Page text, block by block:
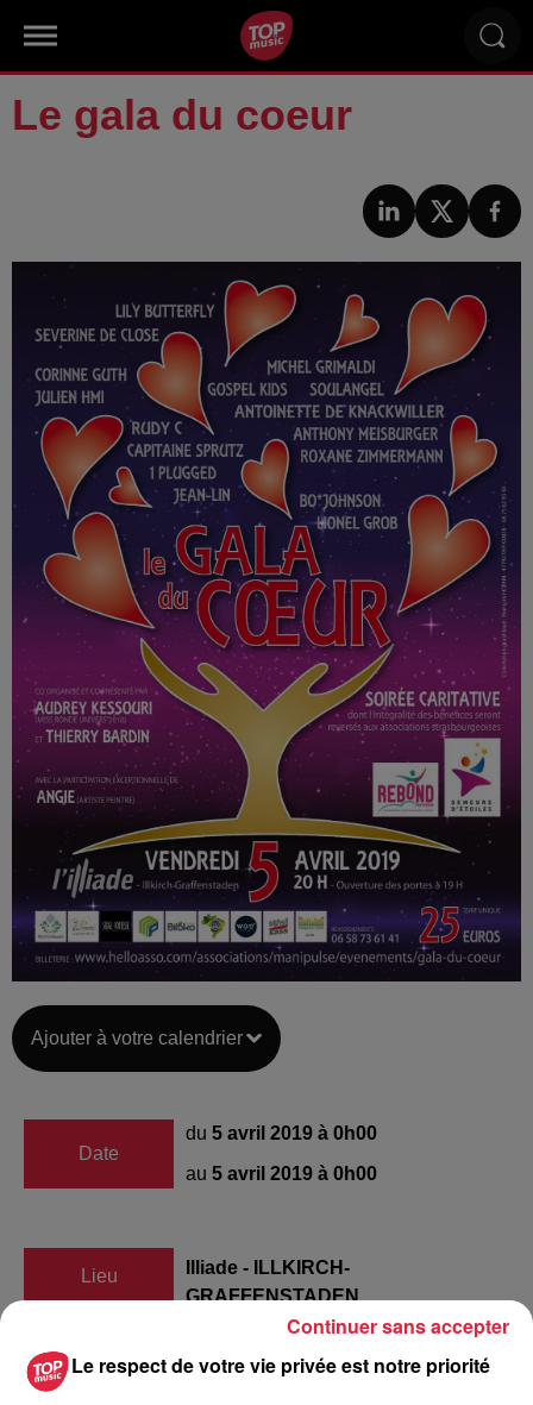
Le gala du coeur
Ajouter à votre calendrier
Date
du 5 avril 2019 à 0h00
au 5 avril 2019 à 0h00
Lieu
Illiade - ILLKIRCH-
GRAFFENSTADEN
audrey kessouri
Le respect de votre vie privée est notre priorité
Continuer sans accepter